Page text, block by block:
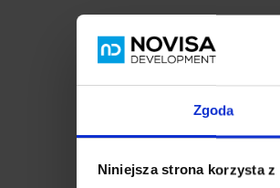
Zgoda
Niniejsza strona korzysta